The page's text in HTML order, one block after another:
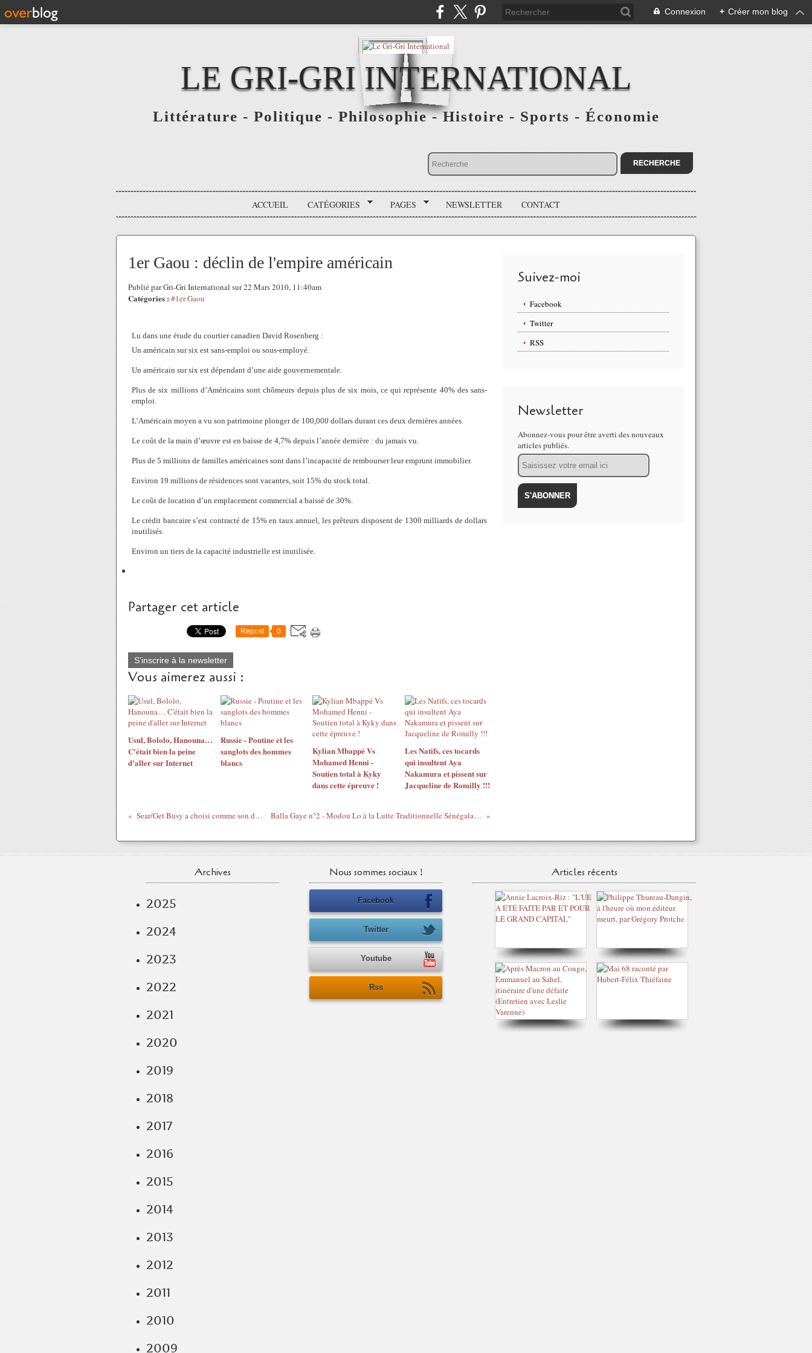
Connexion + Créer mon blog
LE GRI-GRI INTERNATIONAL
Littérature - Politique - Philosophie - Histoire - Sports - Économie
ACCUEIL CATÉGORIES PAGES NEWSLETTER CONTACT
1er Gaou : déclin de l'empire américain
Publié par Gri-Gri International sur 22 Mars 2010, 11:40am
Catégories : #1er Gaou
Lu dans une étude du courtier canadien David Rosenberg :
Un américain sur six est sans-emploi ou sous-employé.
Un américain sur six est dépendant d’une aide gouvernementale.
Plus de six millions d’Américains sont chômeurs depuis plus de six mois, ce qui représente 40% des sans-
emploi.
L’Américain moyen a vu son patrimoine plonger de 100,000 dollars durant ces deux dernières années.
Le coût de la main d’œuvre est en baisse de 4,7% depuis l’année dernière : du jamais vu.
Plus de 5 millions de familles américaines sont dans l’incapacité de rembourser leur emprunt immobilier.
Environ 19 millions de résidences sont vacantes, soit 15% du stock total.
Le coût de location d’un emplacement commercial a baissé de 30%.
Le crédit bancaire s’est contracté de 15% en taux annuel, les prêteurs disposent de 1300 milliards de dollars
inutilisés.
Environ un tiers de la capacité industrielle est inutilisée.
Partager cet article
Repost 0
S'inscrire à la newsletter
Vous aimerez aussi :
Usul, Bololo, Hanouna…
C'était bien la peine
d'aller sur Internet
Russie - Poutine et les
sanglots des hommes
blancs
Kylian Mbappé Vs
Mohamed Henni -
Soutien total à Kyky
dans cette épreuve !
Les Natifs, ces tocards
qui insultent Aya
Nakamura et pissent sur
Jacqueline de Romilly !!!
Sear/Get Busy a choisi comme son du jour... Balla Gaye n°2 - Modou Lo à la Lutte Traditionnelle Sénégalaise "Lamb"
Suivez-moi
Facebook
Twitter
RSS
Newsletter
Abonnez-vous pour être averti des nouveaux
articles publiés.
Email
Archives
2025
2024
2023
2022
2021
2020
2019
2018
2017
2016
2015
2014
2013
2012
2011
2010
2009
Nous sommes sociaux !
Facebook
Twitter
Youtube
Rss
Articles récents